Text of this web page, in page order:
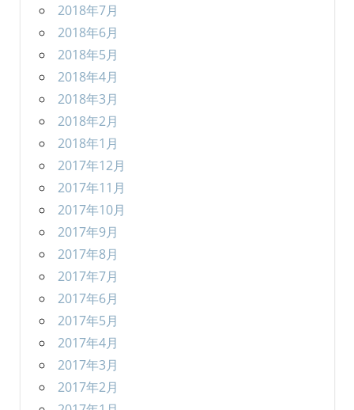
2018年7月
2018年6月
2018年5月
2018年4月
2018年3月
2018年2月
2018年1月
2017年12月
2017年11月
2017年10月
2017年9月
2017年8月
2017年7月
2017年6月
2017年5月
2017年4月
2017年3月
2017年2月